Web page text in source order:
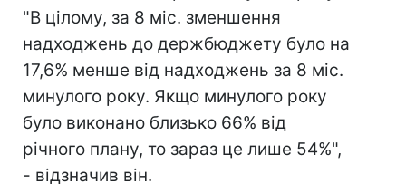
"В цілому, за 8 міс. зменшення
надходжень до держбюджету було на
17,6% менше від надходжень за 8 міс.
минулого року. Якщо минулого року
було виконано близько 66% від
річного плану, то зараз це лише 54%",
- відзначив він.